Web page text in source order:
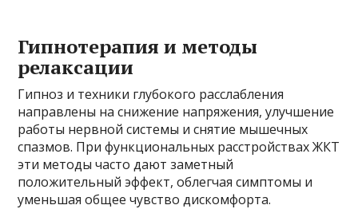
Гипнотерапия и методы
релаксации
Гипноз и техники глубокого расслабления
направлены на снижение напряжения, улучшение
работы нервной системы и снятие мышечных
спазмов. При функциональных расстройствах ЖКТ
эти методы часто дают заметный
положительный эффект, облегчая симптомы и
уменьшая общее чувство дискомфорта.